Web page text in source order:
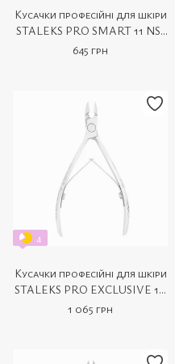
Кусачки професійні для шкіри
STALEKS PRO SMART 11 NS-
11-7
645 грн
4
Кусачки професійні для шкіри
STALEKS PRO EXCLUSIVE 10
Zebra NX-10-11
1 065 грн